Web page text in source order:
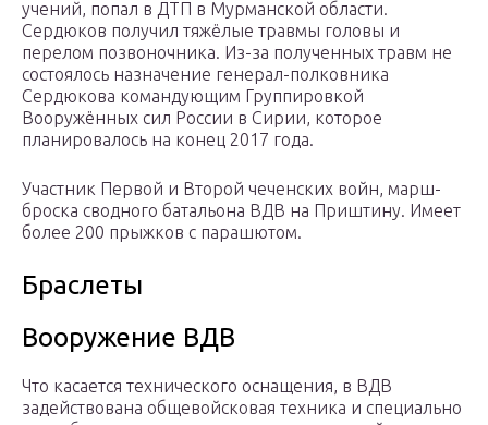
учений, попал в ДТП в Мурманской области.
Сердюков получил тяжёлые травмы головы и
перелом позвоночника. Из-за полученных травм не
состоялось назначение генерал-полковника
Сердюкова командующим Группировкой
Вооружённых сил России в Сирии, которое
планировалось на конец 2017 года.
Участник Первой и Второй чеченских войн, марш-
броска сводного батальона ВДВ на Приштину. Имеет
более 200 прыжков с парашютом.
Браслеты
Вооружение ВДВ
Что касается технического оснащения, в ВДВ
задействована общевойсковая техника и специально